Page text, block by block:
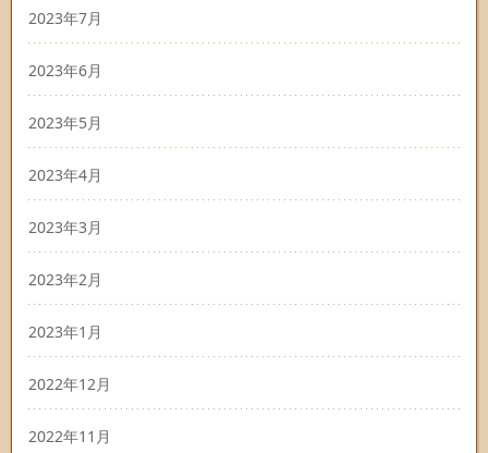
2023年7月
2023年6月
2023年5月
2023年4月
2023年3月
2023年2月
2023年1月
2022年12月
2022年11月